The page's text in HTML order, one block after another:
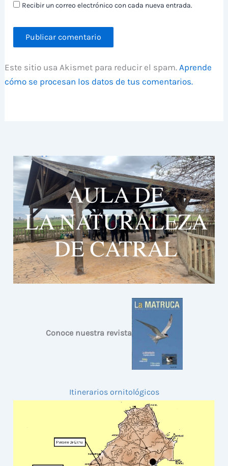
Recibir un correo electrónico con cada nueva entrada.
Este sitio usa Akismet para reducir el spam.Aprende
cómo se procesan los datos de tus comentarios.
Conoce nuestra revista
Itinerarios ornitológicos